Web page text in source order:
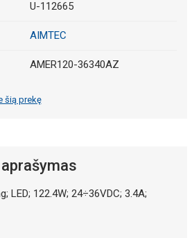
U-112665
AIMTEC
AMER120-36340AZ
šią prekę
LED; 122.4W; 24÷36VDC; 3.4A;